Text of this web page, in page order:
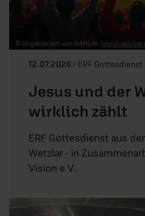
© KI-generiert von SAHURI /
12.07.2026 / ERF Gottesdienst
Jesus und der
wirklich zählt
ERF Gottesdienst aus
Wetzlar - in
Vision e.V..